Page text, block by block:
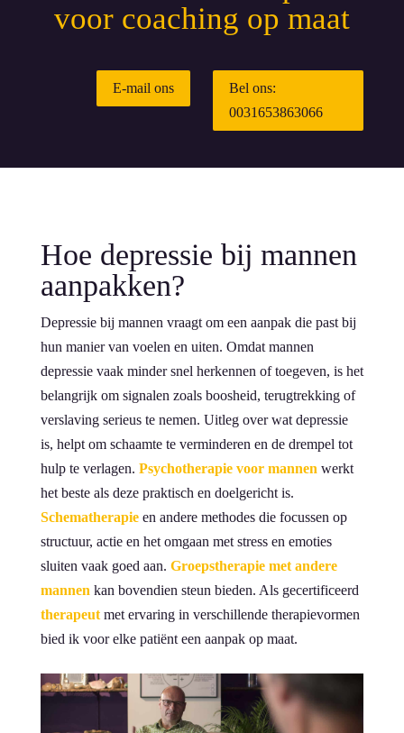
voor coaching op maat
E-mail ons
Bel ons:
0031653863066
Hoe depressie bij mannen
aanpakken?
Depressie bij mannen vraagt om een aanpak die past bij
hun manier van voelen en uiten. Omdat mannen
depressie vaak minder snel herkennen of toegeven, is het
belangrijk om signalen zoals boosheid, terugtrekking of
verslaving serieus te nemen. Uitleg over wat depressie
is, helpt om schaamte te verminderen en de drempel tot
hulp te verlagen. Psychotherapie voor mannen werkt
het beste als deze praktisch en doelgericht is.
Schematherapieen andere methodes die focussen op
structuur, actie en het omgaan met stress en emoties
sluiten vaak goed aan. Groepstherapie met andere
mannen kan bovendien steun bieden. Als gecertificeerd
therapeutmet ervaring in verschillende therapievormen
bied ik voor elke patiënt een aanpak op maat.